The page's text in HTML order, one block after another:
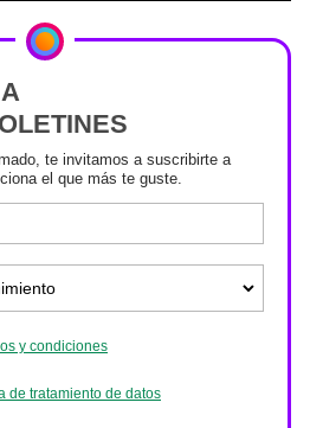
te invitamos a suscribirte a
el que más te guste.
y condiciones
de tratamiento de datos